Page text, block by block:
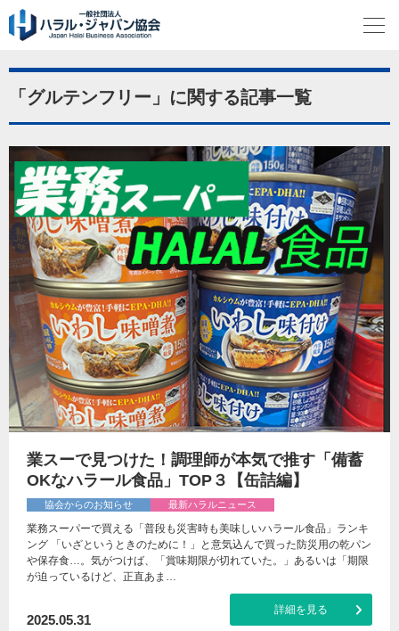
「グルテンフリー」に関する記事一覧
業スーで見つけた！調理師が本気で推す「備蓄
OKなハラール食品」TOP３【缶詰編】
協会からのお知らせ 最新ハラルニュース
業務スーパーで買える「普段も災害時も美味しいハラール食品」ランキ
ング 「いざというときのために！」と意気込んで買った防災用の乾パン
や保存食…。気がつけば、「賞味期限が切れていた。」あるいは「期限
が迫っているけど、正直あま…
2025.05.31
詳細を見る